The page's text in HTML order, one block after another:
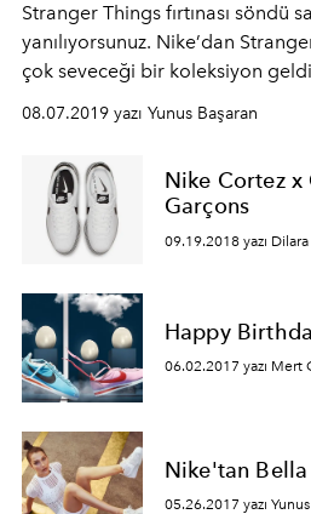
Stranger Things fırtınası söndü
yanılıyorsunuz. Nike’dan
çok seveceği bir koleksiyon
08.07.2019 yazı Yunus Başaran
Nike Cortez x
Garçons
09.19.2018 yazı Dilara
Happy
06.02.2017 yazı Mert
Nike'tan
05.26.2017 yazı